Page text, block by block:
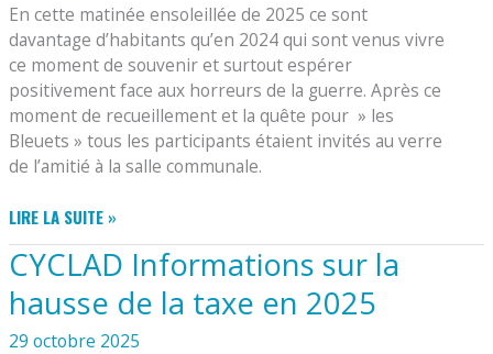
En cette matinée ensoleillée de 2025 ce sont
davantage d’habitants qu’en 2024 qui sont venus vivre
ce moment de souvenir et surtout espérer
positivement face aux horreurs de la guerre. Après ce
moment de recueillement et la quête pour » les
Bleuets » tous les participants étaient invités au verre
de l’amitié à la salle communale.
COMMÉMORATION
DE
L’ARMISTICE
DU
11
NOVEMBRE
LIRE LA SUITE »
CYCLAD Informations sur la
hausse de la taxe en 2025
29 octobre 2025